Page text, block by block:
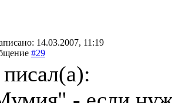
14.03.2007, 11:19
#29